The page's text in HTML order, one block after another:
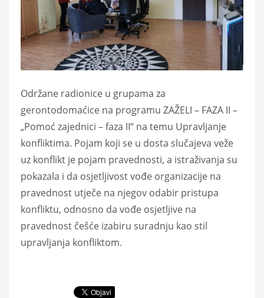
Održane radionice u grupama za
gerontodomaćice na programu ZAŽELI – FAZA II –
„Pomoć zajednici – faza II“ na temu Upravljanje
konfliktima. Pojam koji se u dosta slučajeva veže
uz konflikt je pojam pravednosti, a istraživanja su
pokazala i da osjetljivost vođe organizacije na
pravednost utječe na njegov odabir pristupa
konfliktu, odnosno da vođe osjetljive na
pravednost češće izabiru suradnju kao stil
upravljanja konfliktom.